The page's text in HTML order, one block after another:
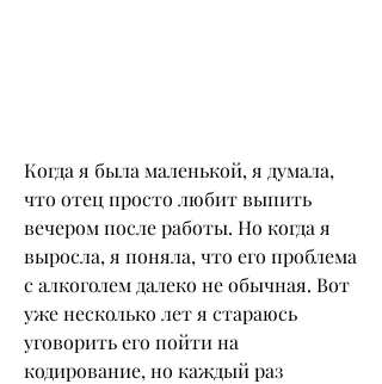
Когда я была маленькой, я думала,
что отец просто любит выпить
вечером после работы. Но когда я
выросла, я поняла, что его проблема
с алкоголем далеко не обычная. Вот
уже несколько лет я стараюсь
уговорить его пойти на
кодирование, но каждый раз